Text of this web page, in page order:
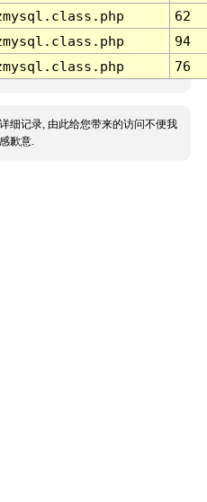
62
94
76
细记录, 由此给您带来的访问不便我
歉意.